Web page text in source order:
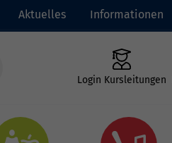
Aktuelles Informationen
Login Kursleitungen